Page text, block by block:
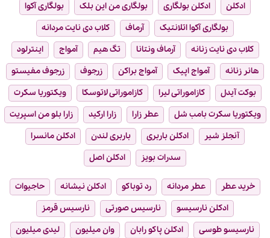
ادکلن ادکلن بولگاری بولگاری من این بلک
بولگاری آکوا
بولگاری آکوا اتلانتیک
آرماف
کلاب دی نایت مردانه
کلاب دی نایت زنانه
آرماف ونتانا تگ هیم آمواج
اینترلود
هانر زنانه
آمواج اپیک آمواج براکن زرجوف
زرجوف مفیستو
بوکت آیدل
کازاموراتی لیرا کازاموراتی لاتوسکا
ویکتوریا سکرت
ویکتوریا سکرت بامب شل
عطر زارا زارا ارکید
زارا بلو من اسپریت
آنجلز شیر
ادکلن باربری باربری لندن
ادکلن مانسرا
سدرات بویز
ادکلن اصل
خرید عطر عطر مردانه رد توباکو ادکلن نیشانه
حاجیوات
ادکلن نارسیسو
نارسیس صورتی
نارسیس قرمز
نارسیسو طوسی
ادکلن پاکو رابان وان میلیون
لیدی میلیون